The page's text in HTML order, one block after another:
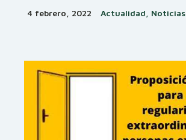
4 febrero, 2022 Actualidad, Noticias